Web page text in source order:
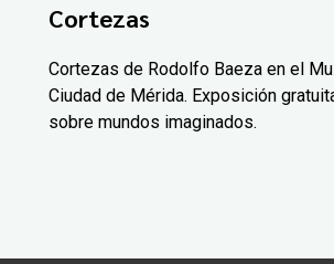
Cortezas
Cortezas de Rodolfo Baeza en el
Ciudad de Mérida. Exposición
sobre mundos imaginados.